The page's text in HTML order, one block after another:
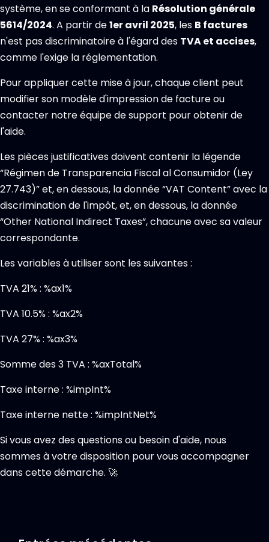
système, en se conformant à la Résolution générale
5614/2024. A partir de1er avril 2025, les B factures
n'est pas discriminatoire à l'égard des TVA et accises,
comme l'exige la réglementation.
Pour appliquer cette mise à jour, chaque client peut
modifier son modèle d'impression de facture ou
contacter notre équipe de support pour obtenir de
l'aide.
Les pièces justificatives doivent contenir la légende
“Régimen de Transparencia Fiscal al Consumidor (Ley
27.743)” et, en dessous, la donnée “VAT Content” avec la
discrimination de l'impôt, et, en dessous, la donnée
“Other National Indirect Taxes”, chacune avec sa valeur
correspondante.
Les variables à utiliser sont les suivantes :
TVA 21% : %ax1%
TVA 10.5% : %ax2%
TVA 27% : %ax3%
Somme des 3 TVA : %axTotal%
Taxe interne : %impInt%
Taxe interne nette : %impIntNet%
Si vous avez des questions ou besoin d'aide, nous
sommes à votre disposition pour vous accompagner
dans cette démarche. 🚀